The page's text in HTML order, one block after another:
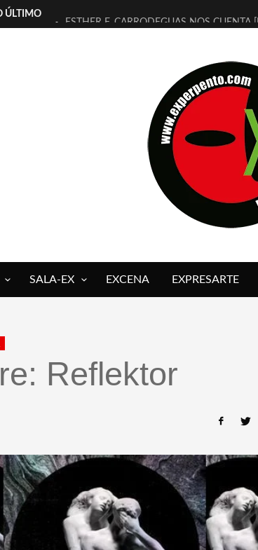
ÚLTIMO
ESTHER F. CARRODEGUAS NOS CUENTA
[ELECTRA JONDA] DE JUAN GUERRERO
TIMBRE 4, LA ESCUELA DEL DIRECTOR
30 AÑOS (NO ES NADA) DE LA KATARSIS
MILITARES JUDÍAS EN #EXVITA
D’BALDOMEROS REINVENTAN
MARSHALL FLASH PRESENTA EN EXVITA
JOFRE BARDAGÍ EN EXVITA
SALA-EX EXCENA EXPRESARTE
Reflektor